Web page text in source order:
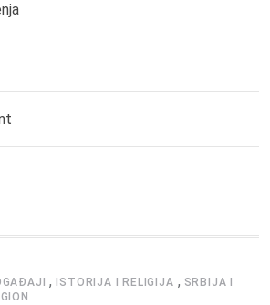
, ISTORIJA I RELIGIJA , SRBIJA I